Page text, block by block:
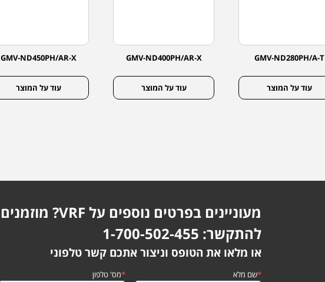
GMV-ND280PH/A-T
עוד על המוצר
GMV-ND400PH/AR-X
עוד על המוצר
GMV-ND450PH/AR-X
עוד על המוצר
מעוניינים בפרטים נוספים על VRF? מוזמנים
להתקשר: 1-700-502-455
או מלאו את הטופס וניצור אתכם קשר טלפוני
*שם מלא *מס' טלפון